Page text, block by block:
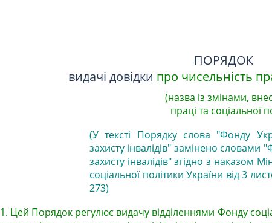
ПОРЯДОК
видачі довідки про чисельність
(назва із змінами,
праці та соціальної
(У тексті Порядку слова "Фонду
захисту інвалідів" замінено словами
захисту інвалідів" згідно з наказом
соціальної політики України від 3
273)
1. Цей Порядок регулює видачу відділеннями Фонду